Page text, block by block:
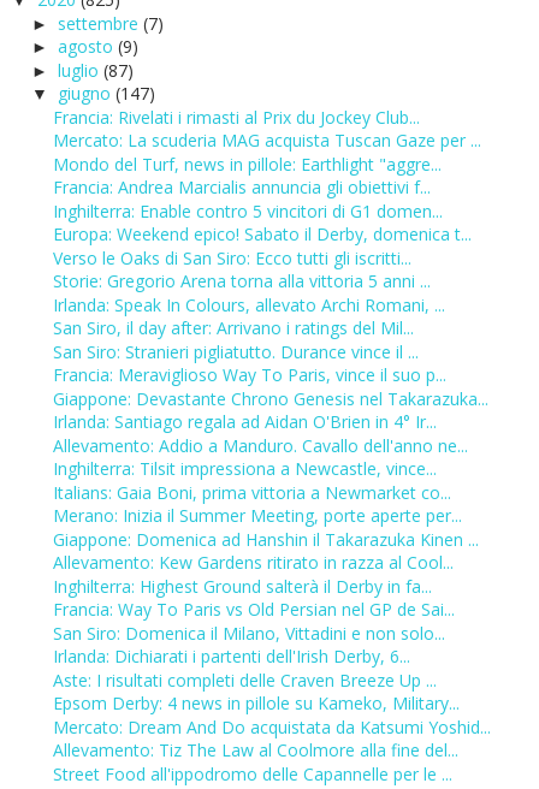
► settembre (7)
► agosto (9)
► luglio (87)
▼ giugno (147)
Francia: Rivelati i rimasti al Prix du Jockey Club...
Mercato: La scuderia MAG acquista Tuscan Gaze per ...
Mondo del Turf, news in pillole: Earthlight "aggre...
Francia: Andrea Marcialis annuncia gli obiettivi f...
Inghilterra: Enable contro 5 vincitori di G1 domen...
Europa: Weekend epico! Sabato il Derby, domenica t...
Verso le Oaks di San Siro: Ecco tutti gli iscritti...
Storie: Gregorio Arena torna alla vittoria 5 anni ...
Irlanda: Speak In Colours, allevato Archi Romani, ...
San Siro, il day after: Arrivano i ratings del Mil...
San Siro: Stranieri pigliatutto. Durance vince il ...
Francia: Meraviglioso Way To Paris, vince il suo p...
Giappone: Devastante Chrono Genesis nel Takarazuka...
Irlanda: Santiago regala ad Aidan O'Brien in 4° Ir...
Allevamento: Addio a Manduro. Cavallo dell'anno ne...
Inghilterra: Tilsit impressiona a Newcastle, vince...
Italians: Gaia Boni, prima vittoria a Newmarket co...
Merano: Inizia il Summer Meeting, porte aperte per...
Giappone: Domenica ad Hanshin il Takarazuka Kinen ...
Allevamento: Kew Gardens ritirato in razza al Cool...
Inghilterra: Highest Ground salterà il Derby in fa...
Francia: Way To Paris vs Old Persian nel GP de Sai...
San Siro: Domenica il Milano, Vittadini e non solo...
Irlanda: Dichiarati i partenti dell'Irish Derby, 6...
Aste: I risultati completi delle Craven Breeze Up ...
Epsom Derby: 4 news in pillole su Kameko, Military...
Mercato: Dream And Do acquistata da Katsumi Yoshid...
Allevamento: Tiz The Law al Coolmore alla fine del...
Street Food all'ippodromo delle Capannelle per le ...